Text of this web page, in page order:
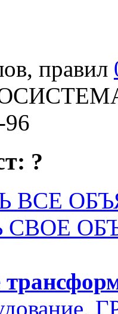
правил
96
?
ВСЕ
СВОЕ